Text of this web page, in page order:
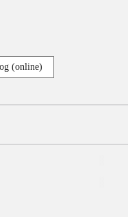
(online)